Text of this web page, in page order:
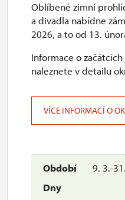
9. 3.-
Oblíbené zimní
a divadla nabídne
2026, a to od 13.
Informace o
naleznete v detailu
VÍCE INFORMACÍ O